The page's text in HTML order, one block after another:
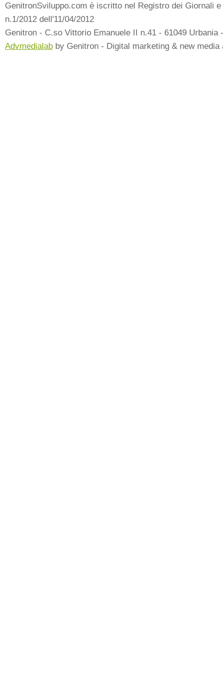
GenitronSviluppo.com è iscritto nel Registro dei Giornali
n.1/2012 dell'11/04/2012
Genitron - C.so Vittorio Emanuele II n.41 - 61049 Urbania
Advmedialab by Genitron - Digital marketing & new media